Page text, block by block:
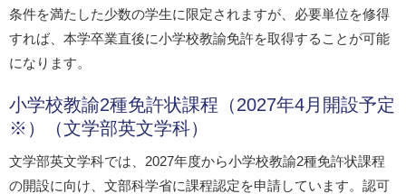
条件を満たした少数の学生に限定されますが、必要単位を修得
すれば、本学卒業直後に小学校教諭免許を取得することが可能
になります。
小学校教諭2種免許状課程（2027年4月開設予定
※）（文学部英文学科）
文学部英文学科では、2027年度から小学校教諭2種免許状課程
の開設に向け、文部科学省に課程認定を申請しています。認可